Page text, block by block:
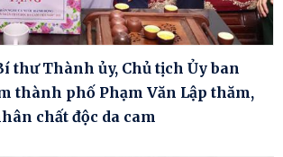
thư Thành ủy, Chủ tịch Ủy ban
thành phố Phạm Văn Lập thăm,
chất độc da cam